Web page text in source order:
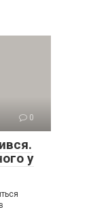
0
у